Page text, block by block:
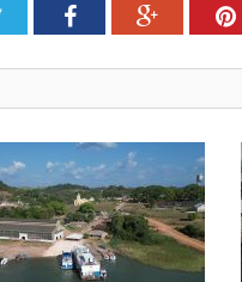
TwitterFacebookGoogle+